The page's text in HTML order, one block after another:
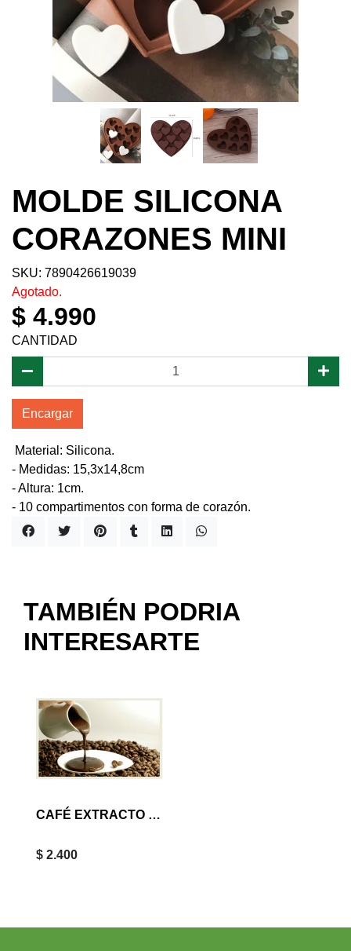
MOLDE SILICONA
CORAZONES MINI
SKU: 7890426619039
Agotado.
$ 4.990
CANTIDAD
Encargar
Material: Silicona.
- Medidas: 15,3x14,8cm
- Altura: 1cm.
- 10 compartimentos con forma de corazón.
TAMBIÉN PODRIA
INTERESARTE
CAFÉ EXTRACTO NATURAL 30 ML
$ 2.400